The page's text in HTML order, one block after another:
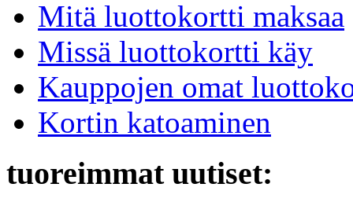
Mitä luottokortti maksaa
Missä luottokortti käy
Kauppojen omat
Kortin katoaminen
tuoreimmat uutiset: